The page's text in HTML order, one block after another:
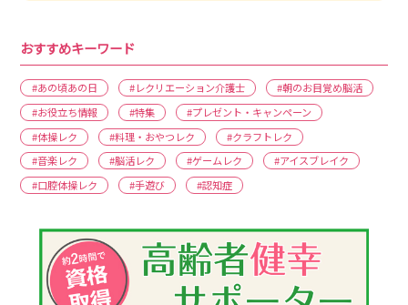
おすすめキーワード
#あの頃あの日 #レクリエーション介護士
#朝のお目覚め脳活
#お役立ち情報
#特集
#プレゼント・キャンペーン
#体操レク
#料理・おやつレク
#クラフトレク
#音楽レク
#脳活レク #ゲームレク
#アイスブレイク
#口腔体操レク
#手遊び #認知症